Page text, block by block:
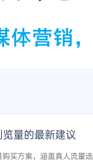
量的最新建议
买方案，涵盖真人流量选